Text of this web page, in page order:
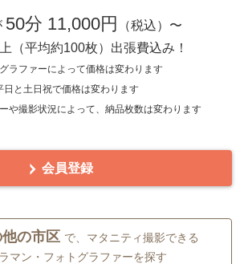
50分 11,000円
（税込）〜
（平均約100枚）出張費込み！
ラファーによって価格は変わります
と土日祝で価格は変わります
や撮影状況によって、納品枚数は変わります
会員登録
の市区 で、マタニティ撮影できる
マン・フォトグラファーを探す